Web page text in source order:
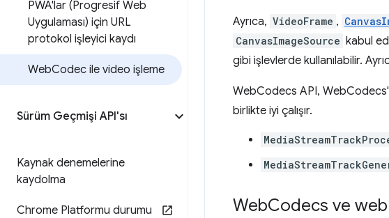
PWA'lar (Progresif Web
Uygulaması) için URL
protokol işleyici kaydı
WebCodec ile video işleme
Sürüm Geçmişi API'sı
Kaynak denemelerine
kaydolma
Chrome Platformu durumu
Ayrıca, VideoFrame ,
CanvasImageSource kabul
gibi işlevlerde kullanılabilir.
WebCodecs API,
birlikte iyi çalışır.
WebCodecs ve